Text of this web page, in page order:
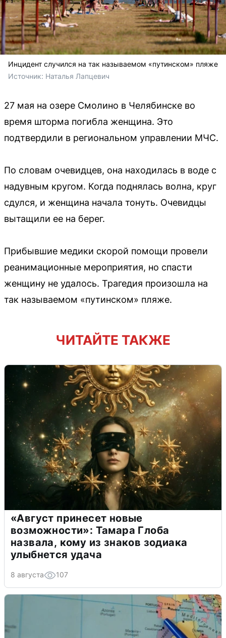
Инцидент случился на так называемом «путинском» пляже
Источник: Наталья Лапцевич
27 мая на озере Смолино в Челябинске во
время шторма погибла женщина. Это
подтвердили в региональном управлении МЧС.
По словам очевидцев, она находилась в воде с
надувным кругом. Когда поднялась волна, круг
сдулся, и женщина начала тонуть. Очевидцы
вытащили ее на берег.
Прибывшие медики скорой помощи провели
реанимационные мероприятия, но спасти
женщину не удалось. Трагедия произошла на
так называемом «путинском» пляже.
ЧИТАЙТЕ ТАКЖЕ
«Август принесет новые
возможности»: Тамара Глоба
назвала, кому из знаков зодиака
улыбнется удача
8 августа 107